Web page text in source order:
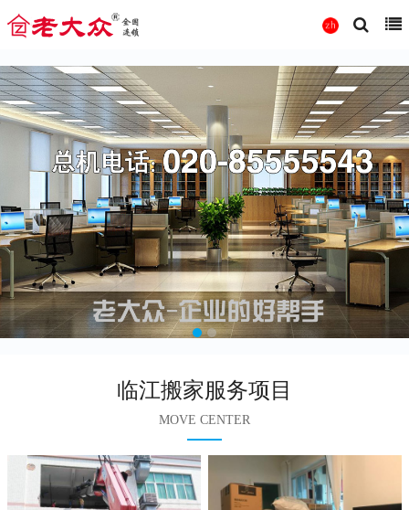
临江搬家服务项目
MOVE CENTER